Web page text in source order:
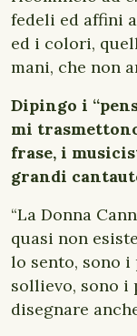
fedeli ed affini
ed i colori,
mani, che non
Dipingo i
mi
frase, i
grandi
“La Donna
quasi non
lo sento, sono i
sollievo, sono i
disegnare